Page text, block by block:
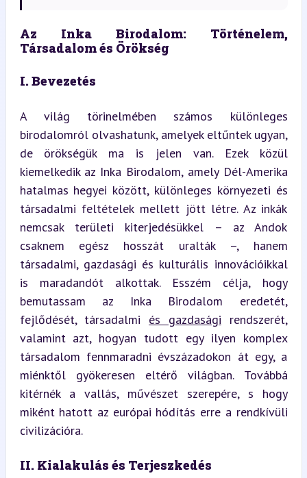
Az Inka Birodalom: Történelem,
Társadalom és Örökség
I. Bevezetés
A világ töri­nelmében számos különleges
birodalomról olvashatunk, amelyek eltűntek ugyan,
de örökségük ma is jelen van. Ezek közül
kiemelkedik az Inka Birodalom, amely Dél-Amerika
hatalmas hegyei között, különleges környezeti és
társadalmi feltételek mellett jött létre. Az inkák
nemcsak területi kiterjedésükkel – az Andok
csaknem egész hosszát uralták –, hanem
társadalmi, gazdasági és kulturális innovációikkal
is maradandót alkottak. Esszém célja, hogy
bemutassam az Inka Birodalom eredetét,
fejlődését, társadalmi és gazdasági rendszerét,
valamint azt, hogyan tudott egy ilyen komplex
társadalom fennmaradni évszázadokon át egy, a
miénktől gyökeresen eltérő világban. Továbbá
kitérnék a vallás, művészet szerepére, s hogy
miként hatott az európai hódítás erre a rendkívüli
civilizációra.
II. Kialakulás és Terjeszkedés